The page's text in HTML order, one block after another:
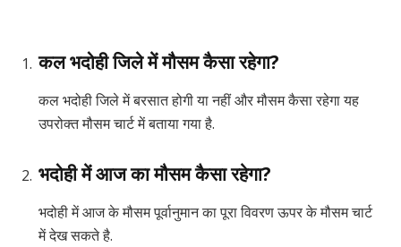
कल भदोही जिले में मौसम कैसा रहेगा?
कल भदोही जिले में बरसात होगी या नहीं और मौसम कैसा रहेगा यह
उपरोक्त मौसम चार्ट में बताया गया है.
भदोही में आज का मौसम कैसा रहेगा?
भदोही में आज के मौसम पूर्वानुमान का पूरा विवरण ऊपर के मौसम चार्ट
में देख सकते है.